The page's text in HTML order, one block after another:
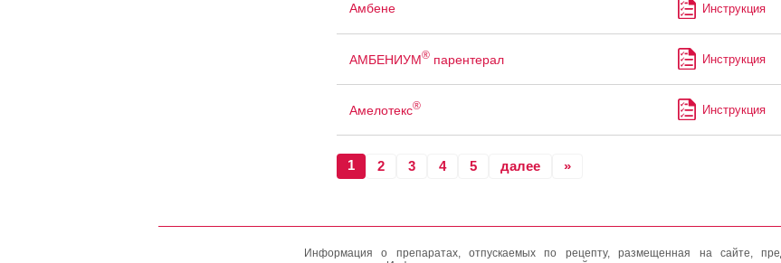
Амбене Инструкция
АМБЕНИУМ®парентерал Инструкция
Амелотекс® Инструкция
1 2 3 4 5 далее »
Информация о препаратах, отпускаемых по рецепту, размещенная на сайте,